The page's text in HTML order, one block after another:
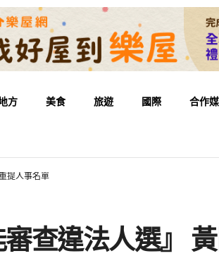
方 美食 旅遊 國際 合作
提人事名單
審查違法人選』